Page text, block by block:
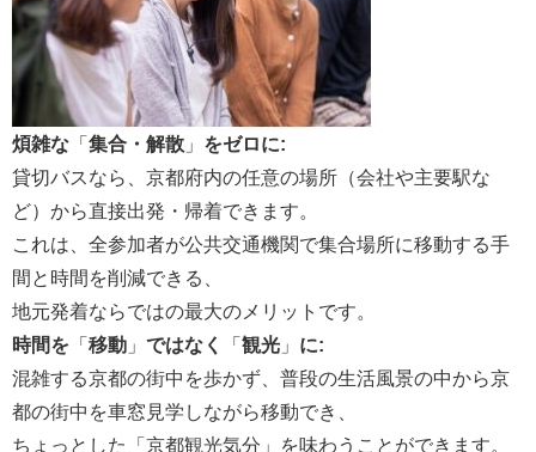
煩雑な 「集合・解散 」 をゼロに:
貸切バスなら、京都府内の任意の場所（会社や主要駅な
ど）から直接出発・帰着できます。
これは、全参加者が公共交通機関で集合場所に移動する手
間と時間を削減できる、
地元発着ならではの最大のメリットです。
時間を 「移動 」 ではなく 「観光 」 に:
混雑する京都の街中を歩かず、普段の生活風景の中から京
都の街中を車窓見学しながら移動でき、
ちょっとした「京都観光気分」を味わうことができます。